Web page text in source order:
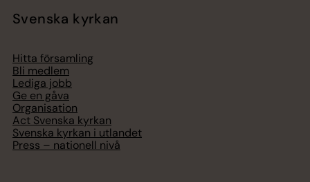
Svenska kyrkan
Hitta församling
Bli medlem
Lediga jobb
Ge en gåva
Organisation
Act Svenska kyrkan
Svenska kyrkan i utlandet
Press – nationell nivå